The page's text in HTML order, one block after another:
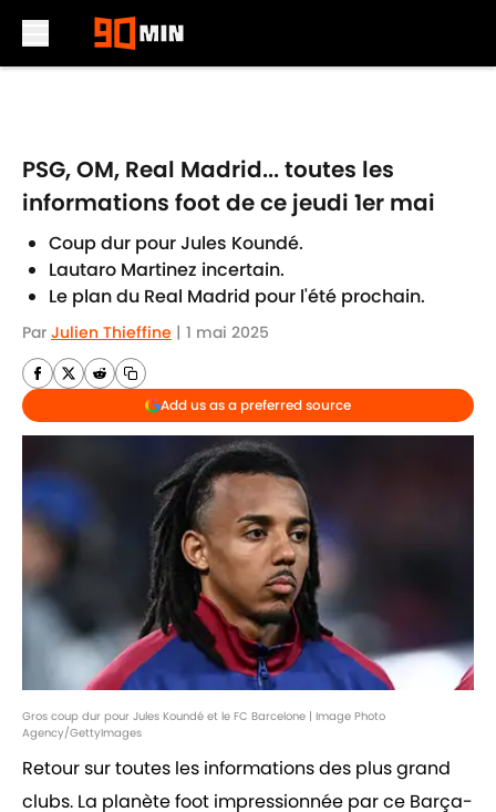
PSG, OM, Real Madrid... toutes les
informations foot de ce jeudi 1er mai
Coup dur pour Jules Koundé.
Lautaro Martinez incertain.
Le plan du Real Madrid pour l'été prochain.
Par Julien Thieffine | 1 mai 2025
Add us as a preferred source
Gros coup dur pour Jules Koundé et le FC Barcelone | Image Photo
Agency/GettyImages
Retour sur toutes les informations des plus grand
clubs. La planète foot impressionnée par ce Barça-